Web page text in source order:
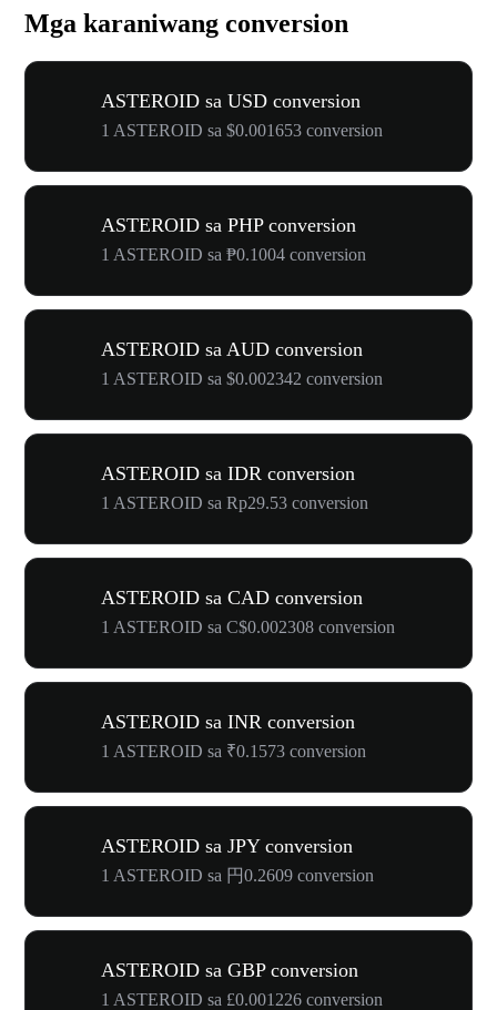
Mga karaniwang conversion
ASTEROID sa USD conversion
1 ASTEROID sa $0.001653 conversion
ASTEROID sa PHP conversion
1 ASTEROID sa ₱0.1004 conversion
ASTEROID sa AUD conversion
1 ASTEROID sa $0.002342 conversion
ASTEROID sa IDR conversion
1 ASTEROID sa Rp29.53 conversion
ASTEROID sa CAD conversion
1 ASTEROID sa C$0.002308 conversion
ASTEROID sa INR conversion
1 ASTEROID sa ₹0.1573 conversion
ASTEROID sa JPY conversion
1 ASTEROID sa 円0.2609 conversion
ASTEROID sa GBP conversion
1 ASTEROID sa £0.001226 conversion